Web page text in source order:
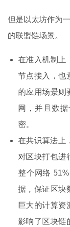
但是以太坊作为
的联盟链场景。
在准入机制上
节点接入，也
的应用场景则
网，并且数
密。
在共识算法上
对区块打包进
整个网络
据，保证区块
巨大的计算资
影响了区块链